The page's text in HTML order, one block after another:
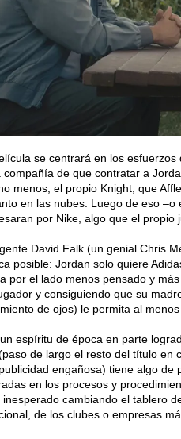
se centrará en los
compañía de que contratar a
menos, el propio Knight, que
en las nubes. Luego de eso
por Nike, algo que el
David Falk (un genial Chris
posible: Jordan solo quiere
por el lado menos pensado y
y consiguiendo que su
de ojos) le permita al
espíritu de época en parte
de largo el resto del título en
engañosa) tiene algo de
en los procesos y
inesperado cambiando el tablero
de los clubes o empresas